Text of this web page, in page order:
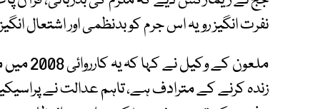
نفرت انگیز رویہ اس جرم کو بدنظمی اور اشتعال
ملعون
زندہ کرنے کے مترادف ہے، تاہم عدالت نے